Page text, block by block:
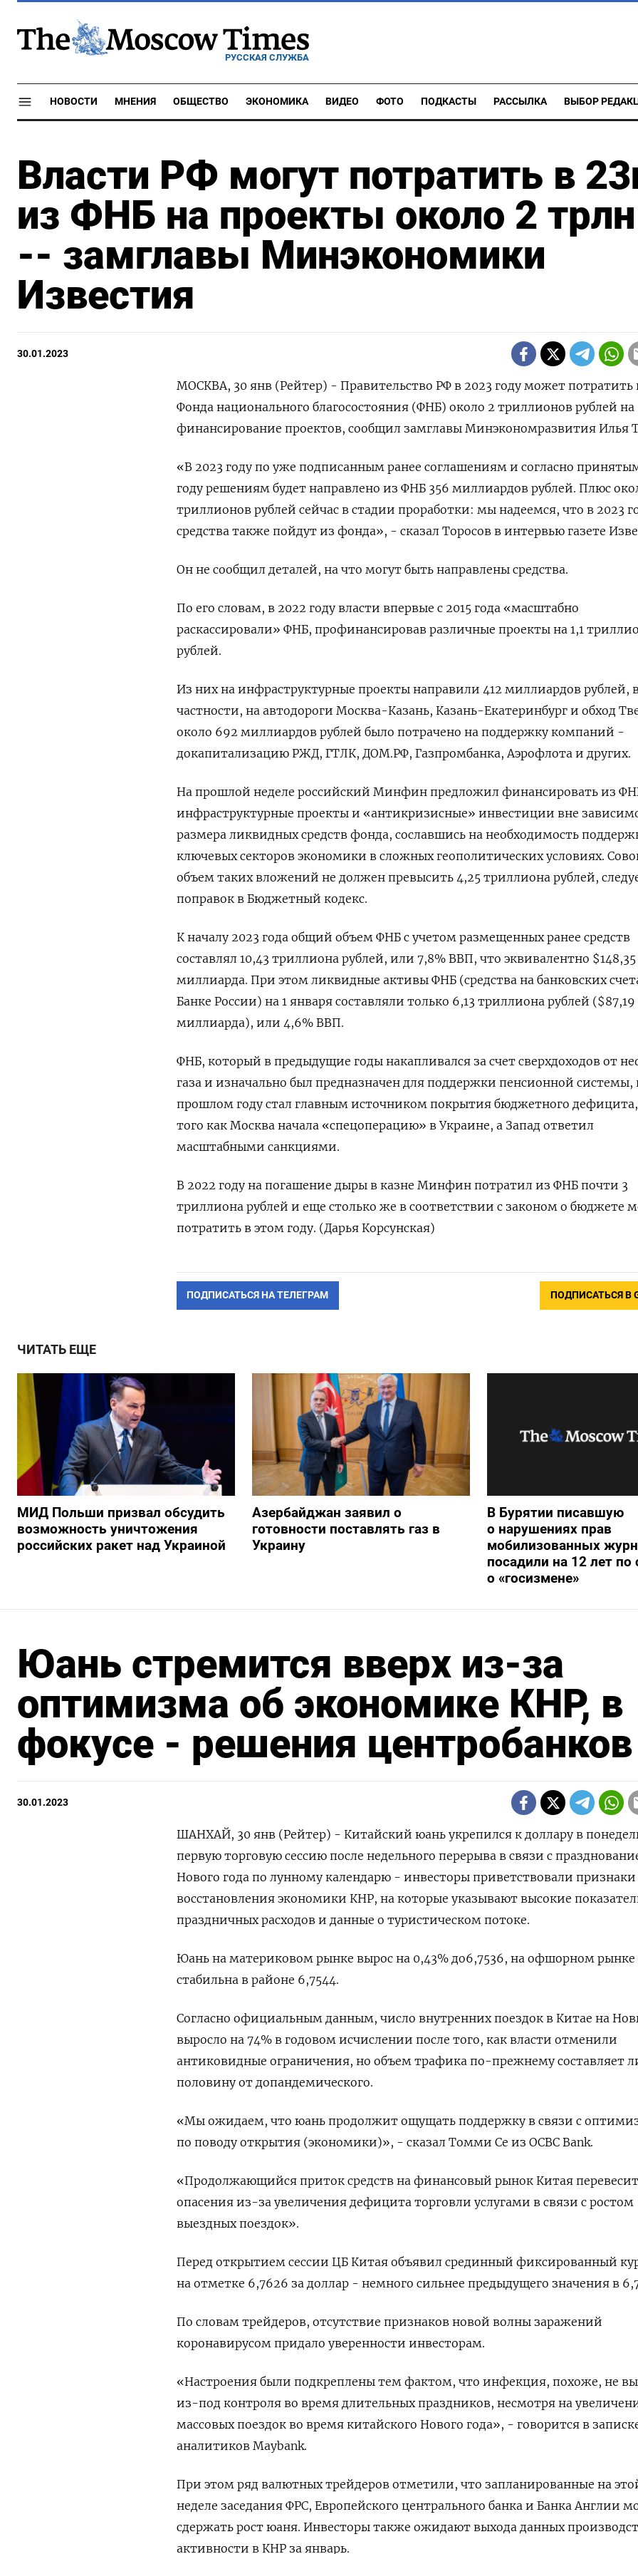
РУССКАЯ СЛУЖБА
НОВОСТИ МНЕНИЯ ОБЩЕСТВО ЭКОНОМИКА ВИДЕО ФОТО ПОДКАСТЫ РАССЫЛКА ВЫБОР
Власти РФ могут потратить в
из ФНБ на проекты около 2
-- замглавы Минэкономики
Известия
30.01.2023
МОСКВА, 30 янв (Рейтер) - Правительство РФ в 2023 году может потратить
Фонда национального благосостояния (ФНБ) около 2 триллионов рублей на
финансирование проектов, сообщил замглавы Минэкономразвития Илья
«В 2023 году по уже подписанным ранее соглашениям и согласно
году решениям будет направлено из ФНБ 356 миллиардов рублей. Плюс
триллионов рублей сейчас в стадии проработки: мы надеемся, что в 2023
средства также пойдут из фонда», - сказал Торосов в интервью газете
Он не сообщил деталей, на что могут быть направлены средства.
По его словам, в 2022 году власти впервые с 2015 года «масштабно
раскассировали» ФНБ, профинансировав различные проекты на 1,1
рублей.
Из них на инфраструктурные проекты направили 412 миллиардов рублей,
частности, на автодороги Москва-Казань, Казань-Екатеринбург и обход
около 692 миллиардов рублей было потрачено на поддержку компаний -
докапитализацию РЖД, ГТЛК, ДОМ.РФ, Газпромбанка, Аэрофлота и других.
На прошлой неделе российский Минфин предложил финансировать из
инфраструктурные проекты и «антикризисные» инвестиции вне
размера ликвидных средств фонда, сославшись на необходимость
ключевых секторов экономики в сложных геополитических условиях.
объем таких вложений не должен превысить 4,25 триллиона рублей,
поправок в Бюджетный кодекс.
К началу 2023 года общий объем ФНБ с учетом размещенных ранее средств
составлял 10,43 триллиона рублей, или 7,8% ВВП, что эквивалентно $148,35
миллиарда. При этом ликвидные активы ФНБ (средства на банковских
Банке России) на 1 января составляли только 6,13 триллиона рублей ($87,19
миллиарда), или 4,6% ВВП.
ФНБ, который в предыдущие годы накапливался за счет сверхдоходов от
газа и изначально был предназначен для поддержки пенсионной системы,
прошлом году стал главным источником покрытия бюджетного дефицита,
того как Москва начала «спецоперацию» в Украине, а Запад ответил
масштабными санкциями.
В 2022 году на погашение дыры в казне Минфин потратил из ФНБ почти 3
триллиона рублей и еще столько же в соответствии с законом о бюджете
потратить в этом году. (Дарья Корсунская)
ПОДПИСАТЬСЯ НА ТЕЛЕГРАМ ПОДПИСАТЬСЯ В
ЧИТАТЬ ЕЩЕ
МИД Польши призвал обсудить
возможность уничтожения
российских ракет над Украиной
Азербайджан заявил о
готовности поставлять газ в
Украину
В Бурятии писавшую
о нарушениях прав
мобилизованных
посадили на 12 лет по
о «госизмене»
Юань стремится вверх из-за
оптимизма об экономике КНР, в
фокусе - решения центробанков
30.01.2023
ШАНХАЙ, 30 янв (Рейтер) - Китайский юань укрепился к доллару в
первую торговую сессию после недельного перерыва в связи с
Нового года по лунному календарю - инвесторы приветствовали признаки
восстановления экономики КНР, на которые указывают высокие
праздничных расходов и данные о туристическом потоке.
Юань на материковом рынке вырос на 0,43% до​ 6,7536​, на офшорном рынке
стабильна в районе 6,7544.
Согласно официальным данным, число внутренних поездок в Китае на
выросло на 74% в годовом исчислении после того, как власти отменили
антиковидные ограничения, но объем трафика по-прежнему составляет
половину от допандемического.
«Мы ожидаем, что юань продолжит ощущать поддержку в связи с
по поводу открытия (экономики)», - сказал Томми Се из OCBC Bank.
«Продолжающийся приток средств на финансовый рынок Китая перевесит
опасения из-за увеличения дефицита торговли услугами в связи с ростом
выездных поездок».
Перед открытием сессии ЦБ Китая объявил срединный фиксированный
на отметке 6,7626 за доллар - немного сильнее предыдущего значения в
По словам трейдеров, отсутствие признаков новой волны заражений
коронавирусом придало уверенности инвесторам.
«Настроения были подкреплены тем фактом, что инфекция, похоже, не
из-под контроля во время длительных праздников, несмотря на
массовых поездок во время китайского Нового года», - говорится в
аналитиков Maybank.
При этом ряд валютных трейдеров отметили, что запланированные на
неделе заседания ФРС, Европейского центрального банка и Банка Англии
сдержать рост юаня. Инвесторы также ожидают выхода данных
активности в КНР за январь.